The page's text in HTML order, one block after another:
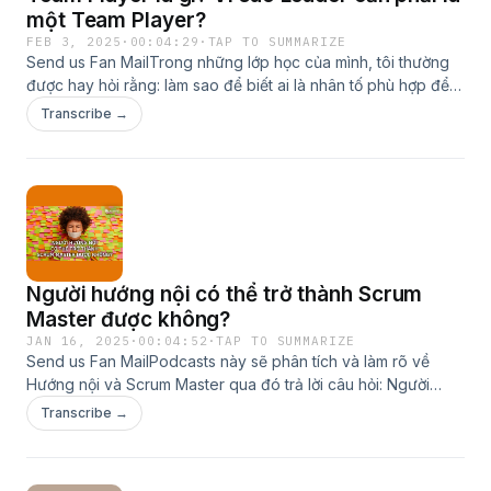
một Team Player?
FEB 3, 2025 · 00:04:29 · TAP TO SUMMARIZE
Send us Fan MailTrong những lớp học của mình, tôi thường
được hay hỏi rằng: làm sao để biết ai là nhân tố phù hợp để
đảm nhiệm vai trò Agile Leader, Product Owner, hay Scrum
Master? Tôi luôn đưa ra câu trả lời nhanh chóng và không
Player?Link bài viết gốc: https://scrumviet.com/team-player-
la-gi-vi-sao-leader-can-phai-la-mot-team-player/Bản quyền
thuộc về Scrumviet: www.scrumviet.comWebsite:
www.scrumviet.com
Transcribe →
Người hướng nội có thể trở thành Scrum
Master được không?
JAN 16, 2025 · 00:04:52 ·TAP TO SUMMARIZE
Send us Fan MailPodcasts này sẽ phân tích và làm rõ về
Hướng nội và Scrum Master qua đó trả lời câu hỏi: Người
hướng nội có thể trở thành Scrum Master được không?Link
test Hướng Nội, Hướng Ngoại:
Transcribe →